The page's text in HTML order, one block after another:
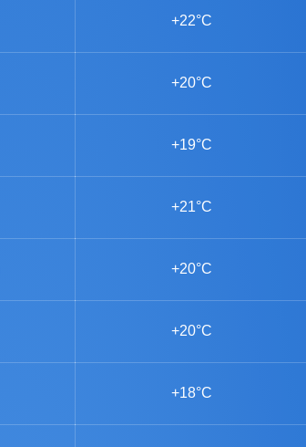
+22°C
+20°C
+19°C
+21°C
+20°C
+20°C
+18°C